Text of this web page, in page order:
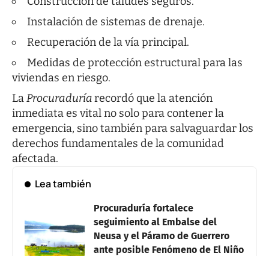
Instalación de sistemas de drenaje.
Recuperación de la vía principal.
Medidas de protección estructural para las
viviendas en riesgo.
LaProcuraduríarecordó que la atención
inmediata es vital no solo para contener la
emergencia, sino también para salvaguardar los
derechos fundamentales de la comunidad
afectada.
Lea también
Procuraduría fortalece
seguimiento al Embalse del
Neusa y el Páramo de Guerrero
ante posible Fenómeno de El Niño